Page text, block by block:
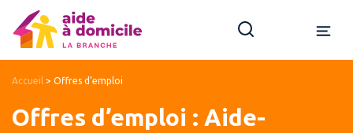
Accueil > Offres d’emploi
Offres d’emploi : Aide-